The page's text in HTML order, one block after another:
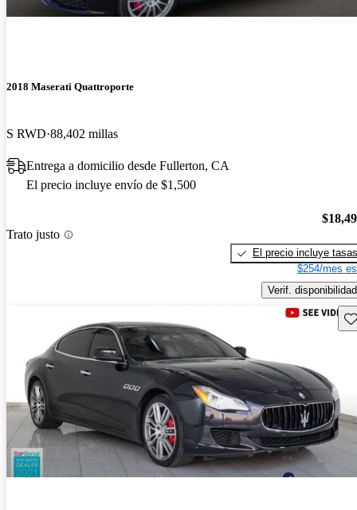
2018 Maserati Quattroporte
S RWD 88,402 millas
Entrega a domicilio desde Fullerton, CA
El precio incluye envío de $1,500
Trato justo
El precio incluye tasas
$254/mes
Verif. disponibilidad